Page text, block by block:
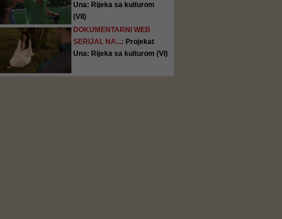
Una: Rijeka sa kulturom
(VII)
DOKUMENTARNI WEB
SERIJAL NA...: Projekat
Una: Rijeka sa kulturom (VI)